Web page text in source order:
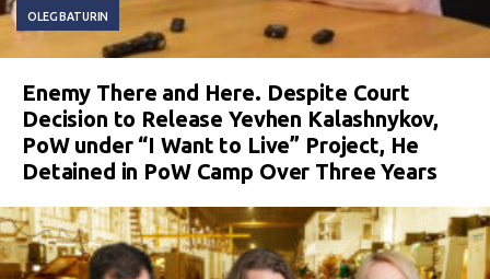
OLEG BATURIN
Enemy There and Here. Despite Court
Decision to Release Yevhen Kalashnykov,
PoW under “I Want to Live” Project, He
Detained in PoW Camp Over Three Years